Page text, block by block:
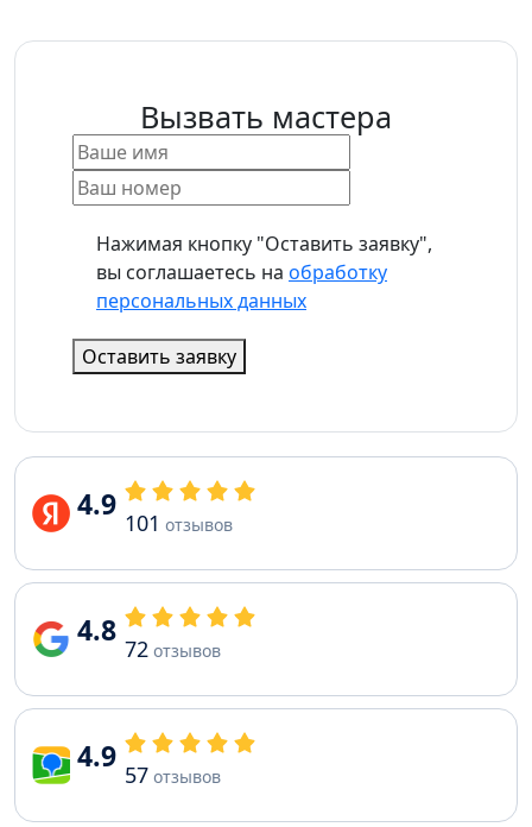
Вызвать мастера
Нажимая кнопку "Оставить заявку",
вы соглашаетесь на обработку
персональных данных
Оставить заявку
4.9 101 отзывов
4.8 72 отзывов
4.9 57 отзывов